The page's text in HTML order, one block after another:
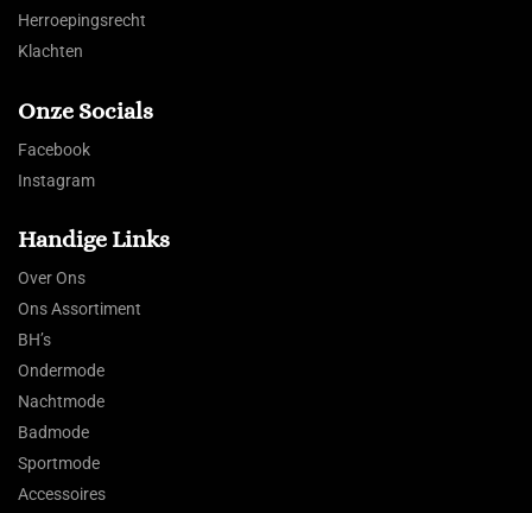
Herroepingsrecht
Klachten
Onze Socials
Facebook
Instagram
Handige Links
Over Ons
Ons Assortiment
BH’s
Ondermode
Nachtmode
Badmode
Sportmode
Accessoires